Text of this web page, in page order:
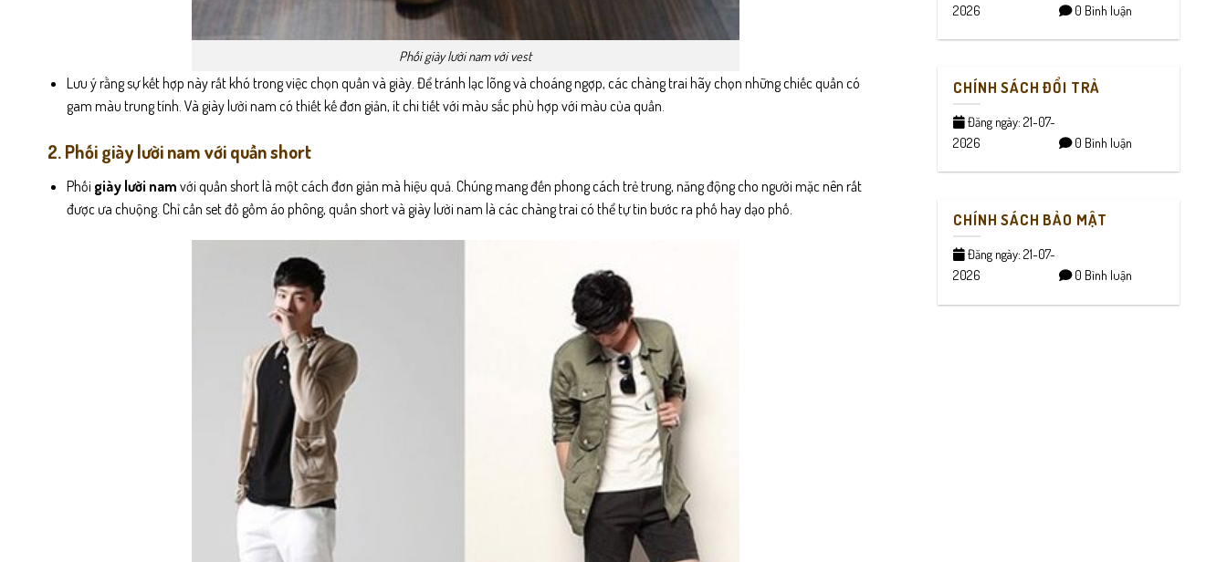
Phối giày lười nam với vest
Lưu ý rằng sự kết hợp này rất khó trong việc chọn quần và giày. Để tránh lạc lõng và choáng ngợp, các chàng trai hãy chọn những chiếc quần có
gam màu trung tính. Và giày lười nam có thiết kế đơn giản, ít chi tiết với màu sắc phù hợp với màu của quần.
2. Phối giày lười nam với quần short
Phối giày lười nam với quần short là một cách đơn giản mà hiệu quả. Chúng mang đến phong cách trẻ trung, năng động cho người mặc nên rất
được ưa chuộng. Chỉ cần set đồ gồm áo phông, quần short và giày lười nam là các chàng trai có thể tự tin bước ra phố hay dạo phố.
2026
0 Bình luận
CHÍNH SÁCH ĐỔI TRẢ
Đăng ngày: 21-07-
2026
0 Bình luận
CHÍNH SÁCH BẢO MẬT
Đăng ngày: 21-07-
2026
0 Bình luận